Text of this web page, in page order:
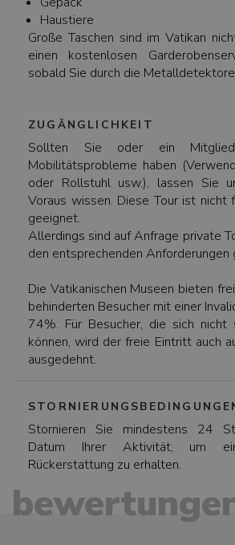
Haustiere
Große Taschen sind im Vatikan
einen kostenlosen
sobald Sie durch die
ZUGÄNGLICHKEIT
Sollten Sie oder ein
Mobilitätsprobleme haben
oder Rollstuhl usw.), lassen Sie
Voraus wissen. Diese Tour ist nicht
geeignet.
Allerdings sind auf Anfrage private
den entsprechenden Anforderungen
Die Vatikanischen Museen bieten
behinderten Besucher mit einer
74%. Für Besucher, die sich nicht
können, wird der freie Eintritt auch
ausgedehnt.
Stornieren Sie mindestens 24
Datum Ihrer Aktivität, um
Rückerstattung zu erhalten.